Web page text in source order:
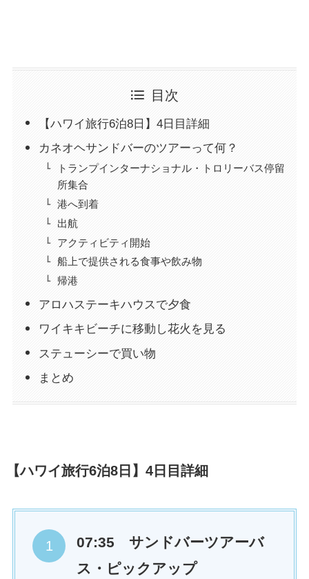
目次
【ハワイ旅行6泊8日】4日目詳細
カネオヘサンドバーのツアーって何？
トランプインターナショナル・トロリーバス停留
所集合
港へ到着
出航
アクティビティ開始
船上で提供される食事や飲み物
帰港
アロハステーキハウスで夕食
ワイキキビーチに移動し花火を見る
ステューシーで買い物
まとめ
【ハワイ旅行6泊8日】4日目詳細
07:35 サンドバーツアーバ
ス・ピックアップ